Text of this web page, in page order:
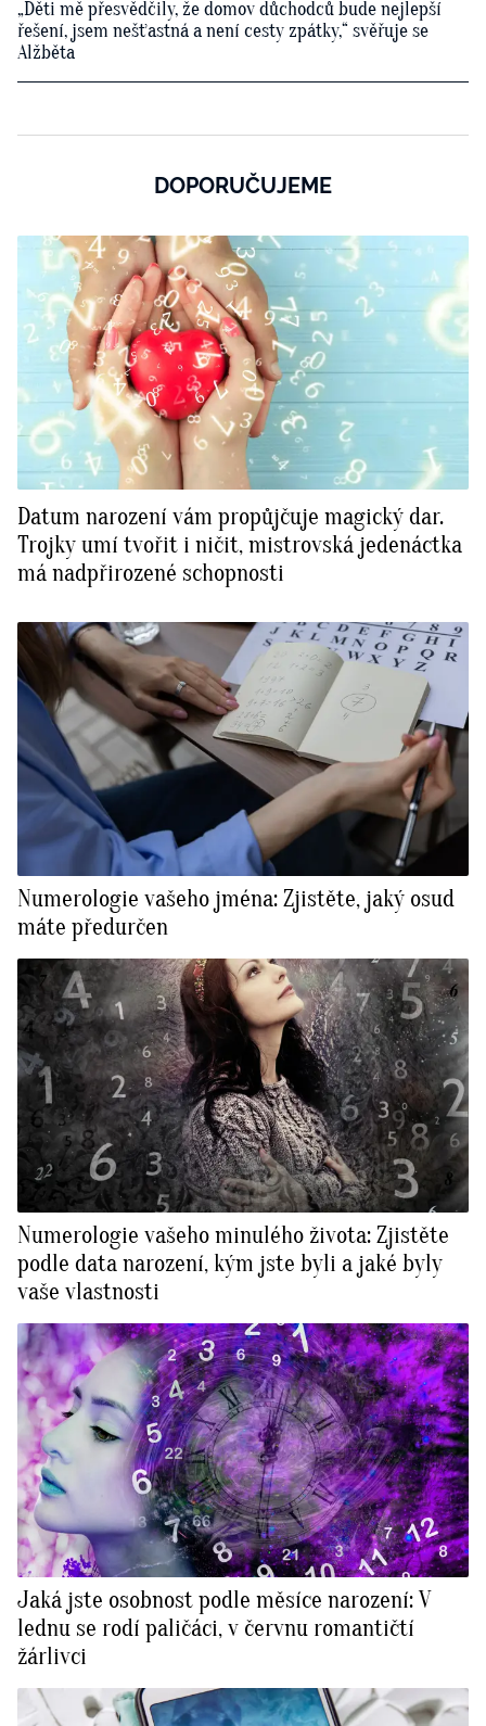
„Děti mě přesvědčily, že domov důchodců bude nejlepší
řešení, jsem nešťastná a není cesty zpátky,“ svěřuje se
Alžběta
DOPORUČUJEME
Datum narození vám propůjčuje magický dar.
Trojky umí tvořit i ničit, mistrovská jedenáctka
má nadpřirozené schopnosti
Numerologie vašeho jména: Zjistěte, jaký osud
máte předurčen
Numerologie vašeho minulého života: Zjistěte
podle data narození, kým jste byli a jaké byly
vaše vlastnosti
Jaká jste osobnost podle měsíce narození: V
lednu se rodí paličáci, v červnu romantičtí
žárlivci